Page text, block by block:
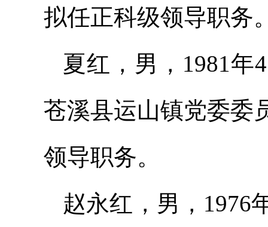
拟任正科级领导职务
夏红，男，1981
苍溪县运山镇党委委
领导职务。
赵永红，男，1976